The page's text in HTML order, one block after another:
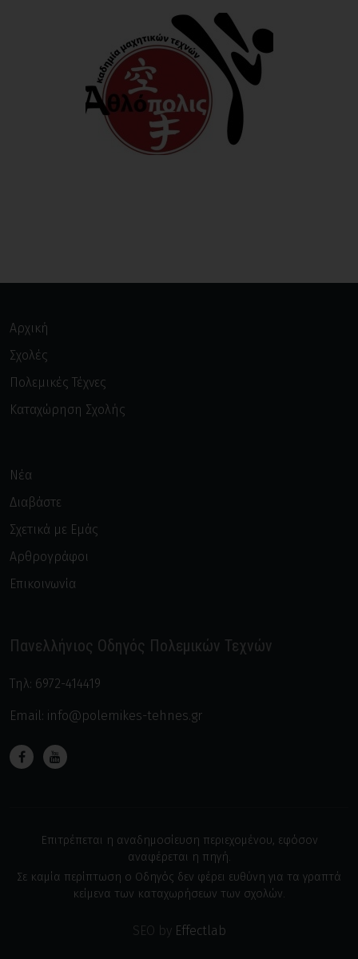
Αρχική
Σχολές
Πολεμικές Τέχνες
Καταχώρηση Σχολής
Νέα
Διαβάστε
Σχετικά με Εμάς
Αρθρογράφοι
Επικοινωνία
Πανελλήνιος Οδηγός Πολεμικών Τεχνών
Τηλ: 6972-414419
Email: info@polemikes-tehnes.gr
Επιτρέπεται η αναδημοσίευση περιεχομένου, εφόσον
αναφέρεται η πηγή.
Σε καμία περίπτωση ο Οδηγός δεν φέρει ευθύνη για τα γραπτά
κείμενα των καταχωρήσεων των σχολών.
SEO by Effectlab